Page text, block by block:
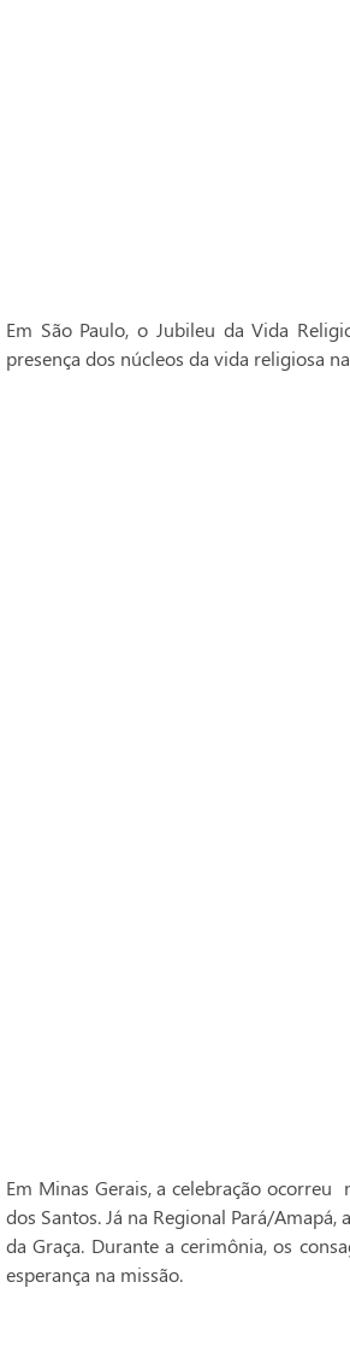
Em São Paulo, o Jubileu da Vida
presença dos núcleos da vida religiosa
Em Minas Gerais, a celebração
dos Santos. Já na Regional Pará/
da Graça. Durante a cerimônia, os
esperança na missão.